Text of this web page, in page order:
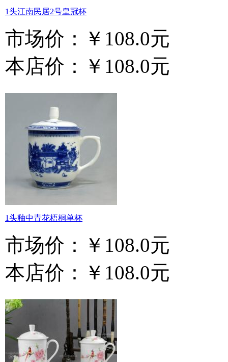
1头江南民居2号皇冠杯
市场价：
￥108.0元
本店价：
￥108.0元
1头釉中青花梧桐单杯
市场价：
￥108.0元
本店价：
￥108.0元